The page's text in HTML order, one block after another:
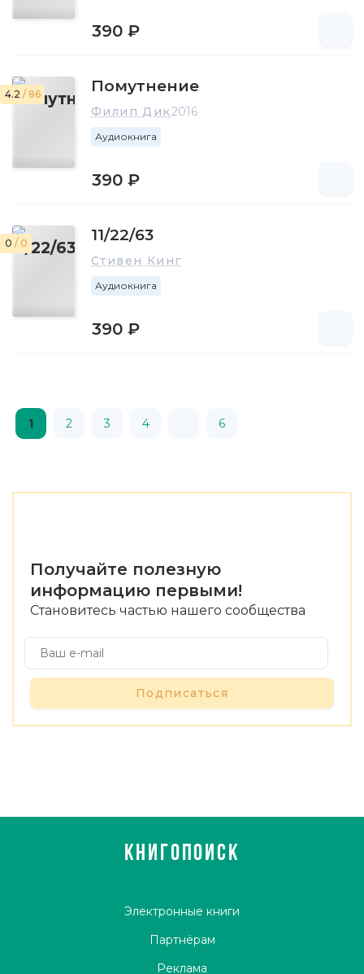
390 ₽
4.2 / 86 Помутнение
Филип Дик2016
Аудиокнига
390 ₽
0 / 0 11/22/63
Стивен Кинг
Аудиокнига
390 ₽
1 2 3 4 6
Получайте полезную
информацию первыми!
Становитесь частью нашего сообщества
Подписаться
КНИГОПОИСК
Электронные книги
Партнёрам
Реклама